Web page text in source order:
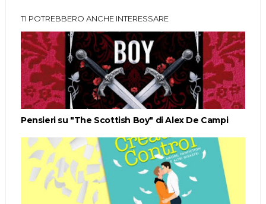
TI POTREBBERO ANCHE INTERESSARE
Pensieri su "The Scottish Boy" di Alex De Campi